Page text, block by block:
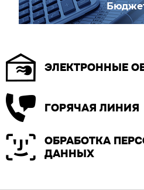
ЭЛЕКТРОННЫЕ
ГОРЯЧАЯ ЛИНИЯ
ОБРАБОТКА
ДАННЫХ